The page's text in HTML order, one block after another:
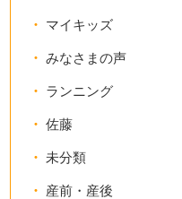
マイキッズ
みなさまの声
ランニング
佐藤
未分類
産前・産後